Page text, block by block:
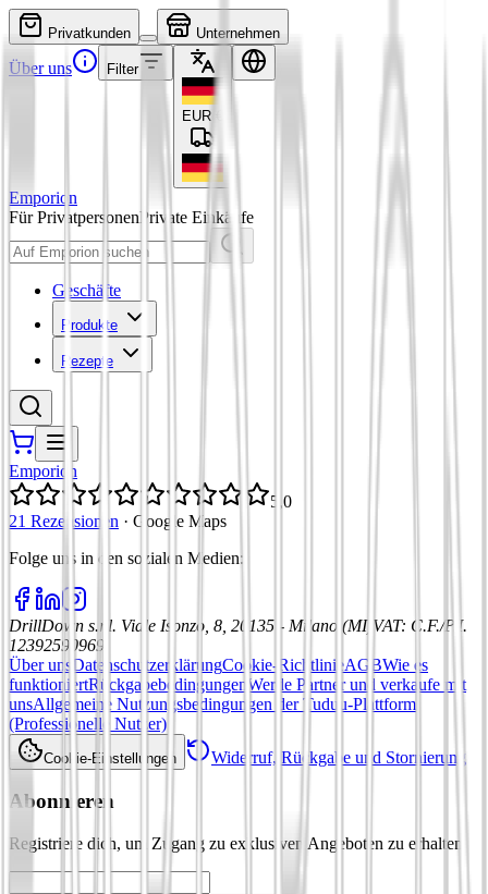
Privatkunden Unternehmen
Über uns Filter
EUR
Emporion
Für PrivatpersonenPrivate Einkäufe
Geschäfte
Produkte
Rezepte
Emporion
5,0
21 Rezensionen · Google Maps
Folge uns in den sozialen Medien:
DrillDown s.r.l. Viale Isonzo, 8, 20135 - Milano (MI) VAT: C.F./P.I.
12392590969
Über uns DatenschutzerklärungCookie-RichtlinieAGBWie es
funktioniertRückgabebedingungen Werde Partner und verkaufe mit
unsAllgemeine Nutzungsbedingungen der Tuduu-Plattform
(Professionelle Nutzer)
Cookie-Einstellungen Widerruf, Rückgabe und Stornierung
Abonnieren
Registriere dich, um Zugang zu exklusiven Angeboten zu erhalten